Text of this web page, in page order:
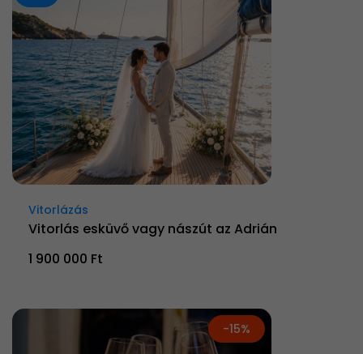
Vitorlázás
Vitorlás esküvő vagy nászút az Adrián
1 900 000 Ft
-15%